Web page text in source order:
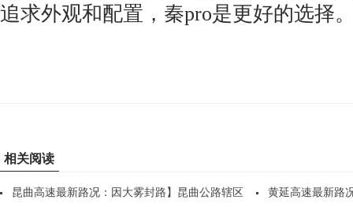
追求外观和配置，秦pro是更好的选择
相关阅读
昆曲高速最新路况：因大雾封路】昆曲公路辖区
黄延高速最新路